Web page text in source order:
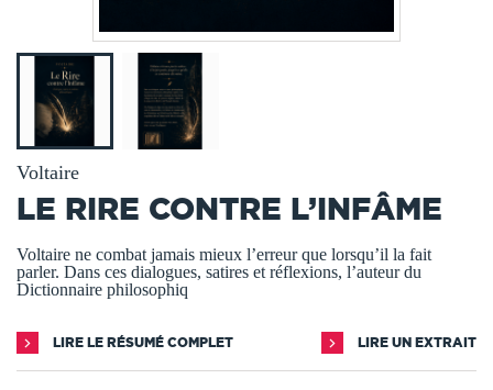
Voltaire
LE RIRE CONTRE L’INFÂME
Voltaire ne combat jamais mieux l’erreur que lorsqu’il la fait
parler. Dans ces dialogues, satires et réflexions, l’auteur du
Dictionnaire philosophiq
LIRE LE RÉSUMÉ COMPLET LIRE UN EXTRAIT